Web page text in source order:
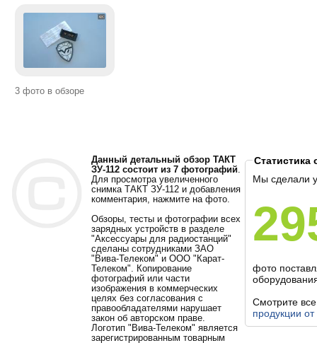
3 фото в обзоре
Данный детальный обзор ТАКТ
ЗУ-112 состоит из 7 фотографий.
Для просмотра увеличенного
снимка ТАКТ ЗУ-112 и добавления
комментария, нажмите на фото.
Обзоры, тесты и фотографии всех
зарядных устройств в разделе
"Аксессуары для радиостанций"
сделаны сотрудниками ЗАО
"Вива-Телеком" и ООО "Карат-
Телеком". Копирование
фотографий или части
изображения в коммерческих
целях без согласования с
правообладателями нарушает
закон об авторском праве.
Логотип "Вива-Телеком" является
зарегистрированным товарным
Статистика
Мы сделали
фото
Смотрите
продукции